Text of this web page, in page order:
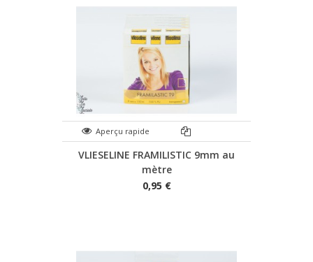
Aperçu rapide
VLIESELINE FRAMILISTIC 9mm au
mètre
0,95 €